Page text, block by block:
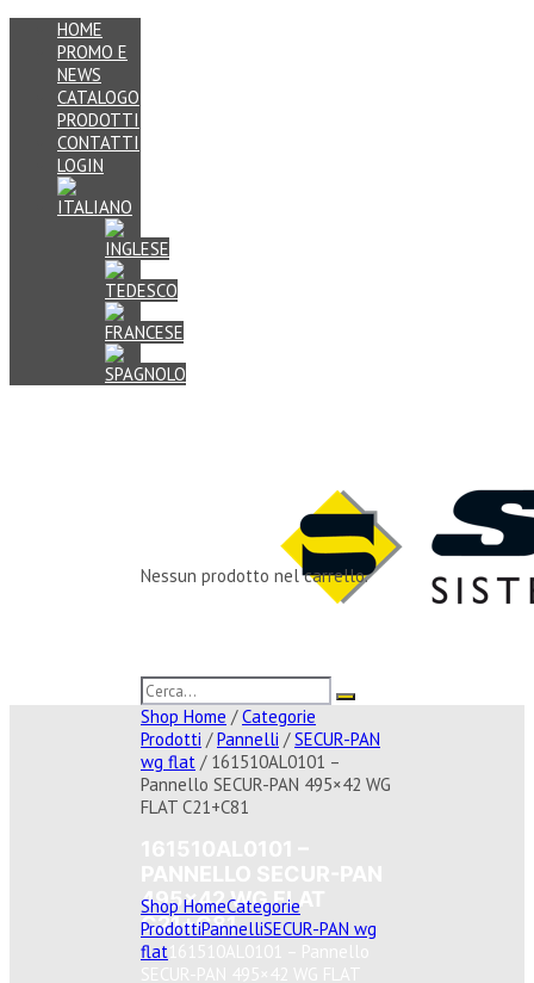
HOME
PROMO E
NEWS
CATALOGO
PRODOTTI
CONTATTI
LOGIN
Nessun prodotto nel carrello.
Shop Home /Categorie
Prodotti /Pannelli /SECUR-PAN
wg flat / 161510AL0101 –
Pannello SECUR-PAN 495×42 WG
FLAT C21+C81
495×42 WG FLAT
C21+C81
Shop HomeCategorie
ProdottiPannelliSECUR-PAN wg
flat